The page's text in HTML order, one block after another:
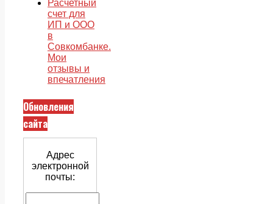
Расчетный
счет для
ИП и ООО
в
Совкомбанке.
Мои
отзывы и
впечатления
Обновления
сайта
Адрес
электронной
почты: